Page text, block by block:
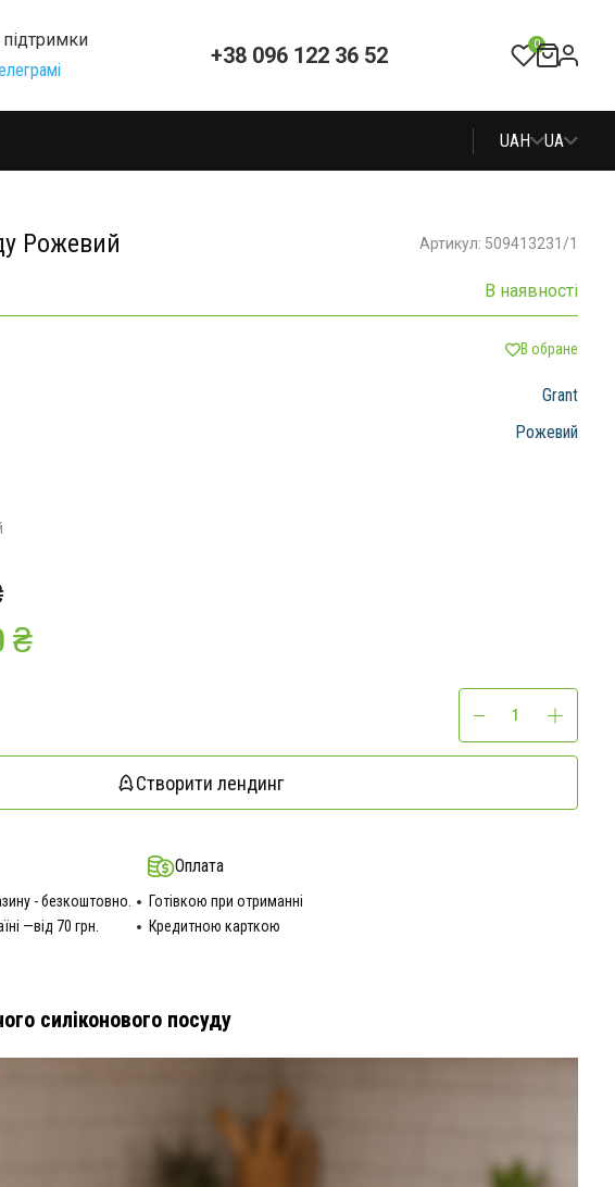
+38 096 122 36 52 0
UAH UA
Рожевий Артикул: 509413231/1
В наявності
В обране
Grant
Рожевий
₴
Створити лендинг
- безкоштовно.
—від 70 грн.
Оплата
Готівкою при отриманні
Кредитною карткою
силіконового посуду